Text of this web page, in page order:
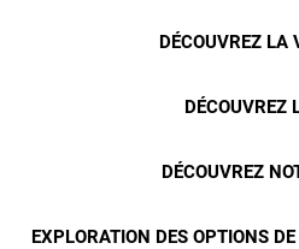
DÉCOUVREZ LA
DÉCOUVREZ
DÉCOUVREZ
EXPLORATION DES OPTIONS